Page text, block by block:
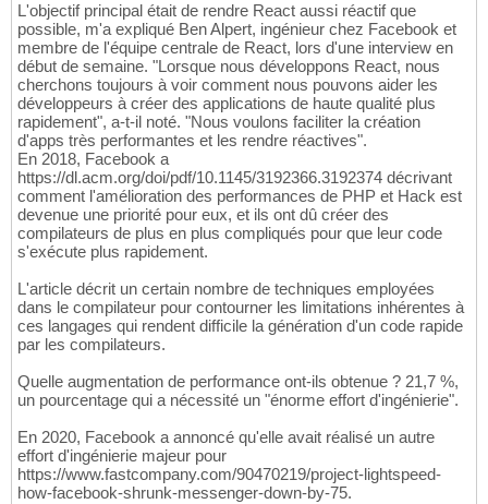
L'objectif principal était de rendre React aussi réactif que
possible, m'a expliqué Ben Alpert, ingénieur chez Facebook et
membre de l'équipe centrale de React, lors d'une interview en
début de semaine. "Lorsque nous développons React, nous
cherchons toujours à voir comment nous pouvons aider les
développeurs à créer des applications de haute qualité plus
rapidement", a-t-il noté. "Nous voulons faciliter la création
d'apps très performantes et les rendre réactives".
En 2018, Facebook a
https://dl.acm.org/doi/pdf/10.1145/3192366.3192374 décrivant
comment l'amélioration des performances de PHP et Hack est
devenue une priorité pour eux, et ils ont dû créer des
compilateurs de plus en plus compliqués pour que leur code
s'exécute plus rapidement.
L'article décrit un certain nombre de techniques employées
dans le compilateur pour contourner les limitations inhérentes à
ces langages qui rendent difficile la génération d'un code rapide
par les compilateurs.
Quelle augmentation de performance ont-ils obtenue ? 21,7 %,
un pourcentage qui a nécessité un "énorme effort d'ingénierie".
En 2020, Facebook a annoncé qu'elle avait réalisé un autre
effort d'ingénierie majeur pour
https://www.fastcompany.com/90470219/project-lightspeed-
how-facebook-shrunk-messenger-down-by-75.